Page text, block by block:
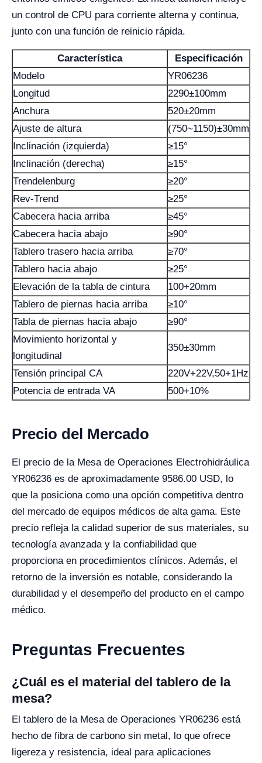
un control de CPU para corriente alterna y continua,
junto con una función de reinicio rápida.
Característica
Especificación
Modelo
YR06236
Longitud
2290±100mm
Anchura
520±20mm
Ajuste de altura
(750~1150)±30mm
Inclinación (izquierda)
≥15°
Inclinación (derecha)
≥15°
Trendelenburg
≥20°
Rev-Trend
≥25°
Cabecera hacia arriba
≥45°
Cabecera hacia abajo
≥90°
Tablero trasero hacia arriba
≥70°
Tablero hacia abajo
≥25°
Elevación de la tabla de cintura
100+20mm
Tablero de piernas hacia arriba
≥10°
Tabla de piernas hacia abajo
≥90°
Movimiento horizontal y
longitudinal
350±30mm
Tensión principal CA
220V+22V,50+1Hz
Potencia de entrada VA
500+10%
Precio del Mercado
El precio de la Mesa de Operaciones Electrohidráulica
YR06236 es de aproximadamente 9586.00 USD, lo
que la posiciona como una opción competitiva dentro
del mercado de equipos médicos de alta gama. Este
precio refleja la calidad superior de sus materiales, su
tecnología avanzada y la confiabilidad que
proporciona en procedimientos clínicos. Además, el
retorno de la inversión es notable, considerando la
durabilidad y el desempeño del producto en el campo
médico.
Preguntas Frecuentes
¿Cuál es el material del tablero de la
mesa?
El tablero de la Mesa de Operaciones YR06236 está
hecho de fibra de carbono sin metal, lo que ofrece
ligereza y resistencia, ideal para aplicaciones